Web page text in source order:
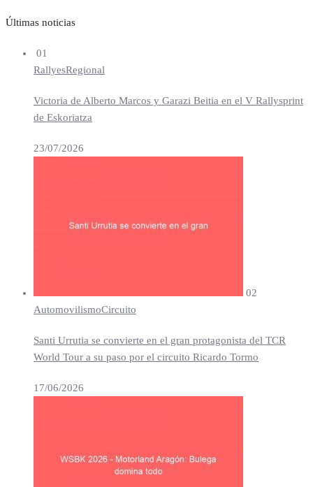
Últimas noticias
01
RallyesRegional
Victoria de Alberto Marcos y Garazi Beitia en el V Rallysprint
de Eskoriatza
23/07/2026
02
AutomovilismoCircuito
Santi Urrutia se convierte en el gran protagonista del TCR
World Tour a su paso por el circuito Ricardo Tormo
17/06/2026